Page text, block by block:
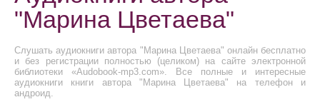
"Марина Цветаева"
Слушать аудиокниги автора "Марина Цветаева" онлайн бесплатно
и без регистрации полностью (целиком) на сайте электронной
библиотеки «Audobook-mp3.com». Все полные и интересные
аудиокниги книги автора "Марина Цветаева" на телефон и
андроид.